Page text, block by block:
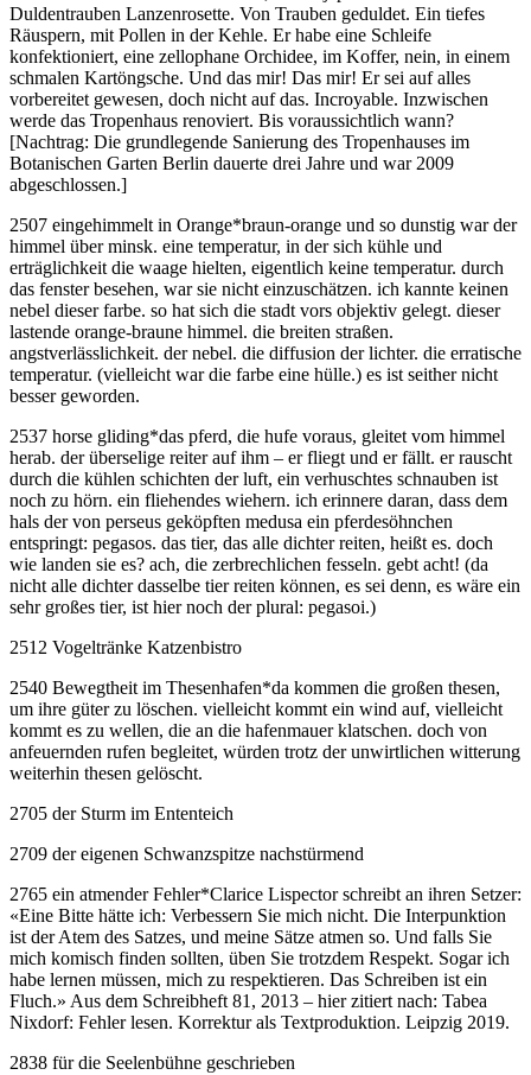
Duldentrauben Lanzenrosette. Von Trauben geduldet. Ein tiefes
Räuspern, mit Pollen in der Kehle. Er habe eine Schleife
konfektioniert, eine zellophane Orchidee, im Koffer, nein, in einem
schmalen Kartöngsche. Und das mir! Das mir! Er sei auf alles
vorbereitet gewesen, doch nicht auf das. Incroyable. Inzwischen
werde das Tropenhaus renoviert. Bis voraussichtlich wann?
[Nachtrag: Die grundlegende Sanierung des Tropenhauses im
Botanischen Garten Berlin dauerte drei Jahre und war 2009
abgeschlossen.]
2507 eingehimmelt in Orange*braun-orange und so dunstig war der
himmel über minsk. eine temperatur, in der sich kühle und
erträglichkeit die waage hielten, eigentlich keine temperatur. durch
das fenster besehen, war sie nicht einzuschätzen. ich kannte keinen
nebel dieser farbe. so hat sich die stadt vors objektiv gelegt. dieser
lastende orange-braune himmel. die breiten straßen.
angstverlässlichkeit. der nebel. die diffusion der lichter. die erratische
temperatur. (vielleicht war die farbe eine hülle.) es ist seither nicht
besser geworden.
2537 horse gliding*das pferd, die hufe voraus, gleitet vom himmel
herab. der überselige reiter auf ihm – er fliegt und er fällt. er rauscht
durch die kühlen schichten der luft, ein verhuschtes schnauben ist
noch zu hörn. ein fliehendes wiehern. ich erinnere daran, dass dem
hals der von perseus geköpften medusa ein pferdesöhnchen
entspringt: pegasos. das tier, das alle dichter reiten, heißt es. doch
wie landen sie es? ach, die zerbrechlichen fesseln. gebt acht! (da
nicht alle dichter dasselbe tier reiten können, es sei denn, es wäre ein
sehr großes tier, ist hier noch der plural: pegasoi.)
2512 Vogeltränke Katzenbistro
2540 Bewegtheit im Thesenhafen*da kommen die großen thesen,
um ihre güter zu löschen. vielleicht kommt ein wind auf, vielleicht
kommt es zu wellen, die an die hafenmauer klatschen. doch von
anfeuernden rufen begleitet, würden trotz der unwirtlichen witterung
weiterhin thesen gelöscht.
2705 der Sturm im Ententeich
2709 der eigenen Schwanzspitze nachstürmend
2765 ein atmender Fehler*Clarice Lispector schreibt an ihren Setzer:
«Eine Bitte hätte ich: Verbessern Sie mich nicht. Die Interpunktion
ist der Atem des Satzes, und meine Sätze atmen so. Und falls Sie
mich komisch finden sollten, üben Sie trotzdem Respekt. Sogar ich
habe lernen müssen, mich zu respektieren. Das Schreiben ist ein
Fluch.» Aus dem Schreibheft 81, 2013 – hier zitiert nach: Tabea
Nixdorf: Fehler lesen. Korrektur als Textproduktion. Leipzig 2019.
2838 für die Seelenbühne geschrieben